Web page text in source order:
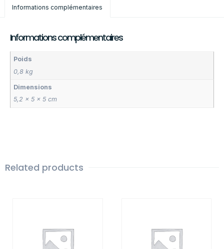
Informations complémentaires
Informations complémentaires
Poids
0,8 kg
Dimensions
5,2 × 5 × 5 cm
Related products